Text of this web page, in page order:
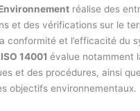
réalise des
et des vérifications sur le
conformité et l’efficacité du
14001évalue notamment
et des procédures, ainsi
objectifs environnementaux.